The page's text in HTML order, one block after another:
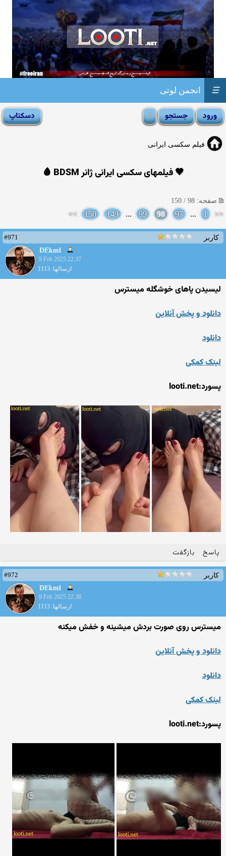
انجمن لوتی ☰
فیلم سکسی ایرانی
🖤 فیلمهای سکسی ایرانی ژانر BDSM 🩸
صفحه: 98 / 150
<<
1
...
97
98
99
...
149
150
>>
کاربر
#971
DEkml
9 Feb 2025 22:37
ارسالها: 1113
لیسیدن پاهای خوشگله میسترس
دانلود و پخش آنلاین
دانلود
لینک کمکی
پسورد:looti.net
پاسخ بازگفت
کاربر
#972
DEkml
9 Feb 2025 22:38
ارسالها: 1113
میسترس روی صورت بردش میشینه و خفش میکنه
دانلود و پخش آنلاین
دانلود
لینک کمکی
پسورد:looti.net